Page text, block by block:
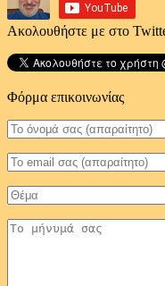
Ακολουθήστε με στο
Φόρμα επικοινωνίας